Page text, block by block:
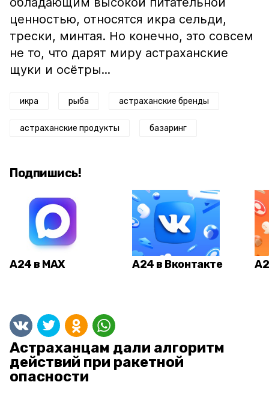
ценностью, относятся икра сельди,
трески, минтая. Но конечно, это совсем
не то, что дарят миру астраханские
щуки и осётры...
икра рыба астраханские бренды
астраханские продукты базаринг
Подпишись!
А24 в MAX А24 в Вконтакте
Астраханцам дали алгоритм
действий при ракетной
опасности